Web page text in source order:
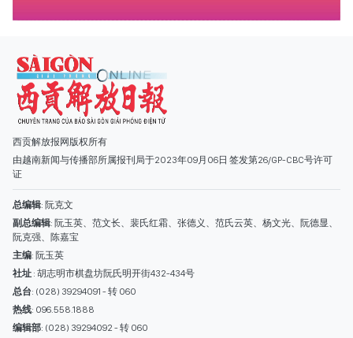
副总编辑: 阮玉英、范文长、裴氏红霜、张德义、范氏云英、杨文光、阮德显、
阮克强、陈嘉宝
主编: 阮玉英
社址: 胡志明市棋盘坊阮氏明开街432-434号
总台: (028) 39294091 - 转 060
热线: 096.558.1888
编辑部: (028) 39294092 - 转 060
电子信箱
广告部
(028) 38334185
quangcaohoavan09@gmail.com;
类别